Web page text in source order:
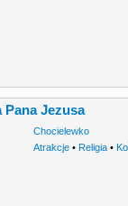
Pana Jezusa
Chocielewko
Atrakcje • Religia •